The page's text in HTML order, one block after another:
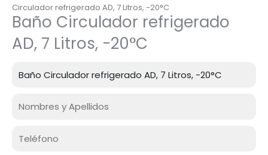
Circulador refrigerado AD, 7 Litros, -20°C
Baño Circulador refrigerado
AD, 7 Litros, -20°C